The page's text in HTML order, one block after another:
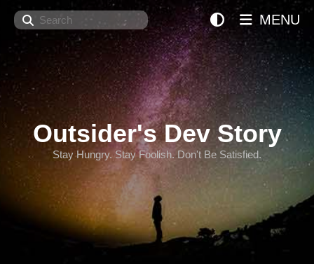
Search
Outsider's Dev Story
Stay Hungry. Stay Foolish. Don't Be Satisfied.
MENU